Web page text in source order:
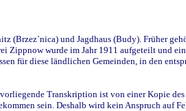
und Jagdhaus (Budy). Früher
wurde im Jahr 1911 aufgeteilt und
diese ländlichen Gemeinden, in den
Transkription ist von einer Kopie
sein. Deshalb wird kein Anspruch auf